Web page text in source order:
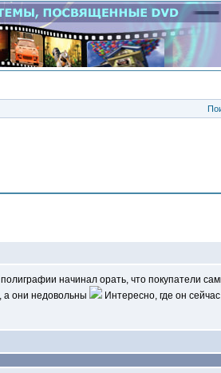
начинал орать, что покупатели
а они недовольны
Интересно, где он